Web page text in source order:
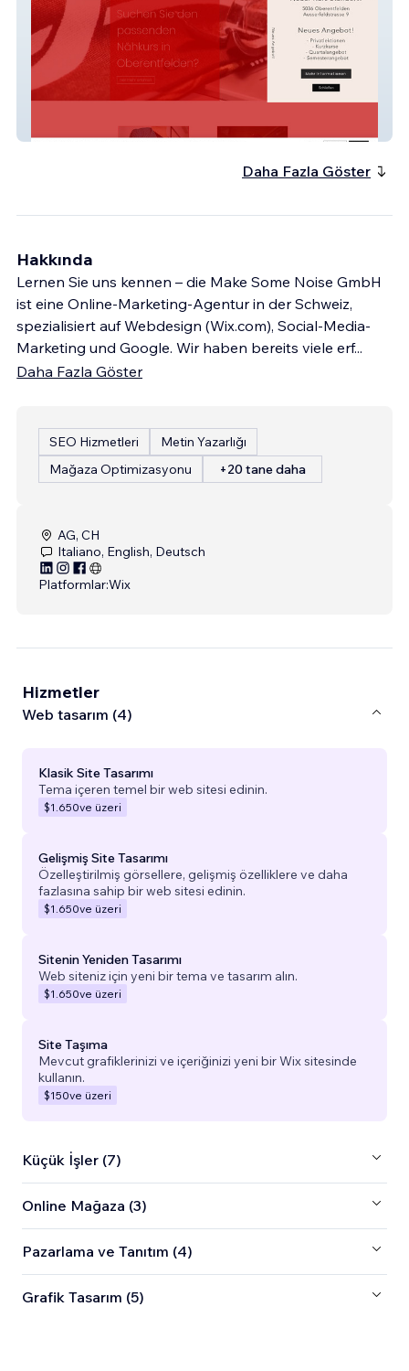
Daha Fazla Göster
Hakkında
Lernen Sie uns kennen – die Make Some Noise GmbH
ist eine Online-Marketing-Agentur in der Schweiz,
spezialisiert auf Webdesign (Wix.com), Social-Media-
Marketing und Google. Wir haben bereits viele erf...
Daha Fazla Göster
SEO Hizmetleri
Metin Yazarlığı
Mağaza Optimizasyonu
+20 tane daha
AG, CH
Italiano, English, Deutsch
Platformlar:Wix
Hizmetler
Web tasarım (4)
Klasik Site Tasarımı
Tema içeren temel bir web sitesi edinin.
$1.650ve üzeri
Gelişmiş Site Tasarımı
Özelleştirilmiş görsellere, gelişmiş özelliklere ve daha
fazlasına sahip bir web sitesi edinin.
$1.650ve üzeri
Sitenin Yeniden Tasarımı
Web siteniz için yeni bir tema ve tasarım alın.
$1.650ve üzeri
Site Taşıma
Mevcut grafiklerinizi ve içeriğinizi yeni bir Wix sitesinde
kullanın.
$150ve üzeri
Küçük İşler (7)
Online Mağaza (3)
Pazarlama ve Tanıtım (4)
Grafik Tasarım (5)